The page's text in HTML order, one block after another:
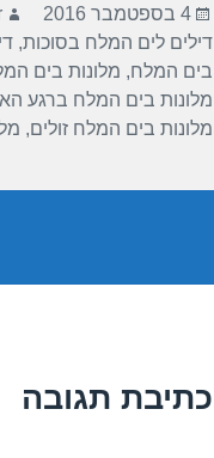
o
o
k
p
p
פורסם
בתאריך
4 בספטמבר 2016
דילים לים המלח בסוכות,
בים המלח, מלונות בים
מלונות בים המלח ברגע
מלונות בים המלח זולים,
כתיבת תגובה